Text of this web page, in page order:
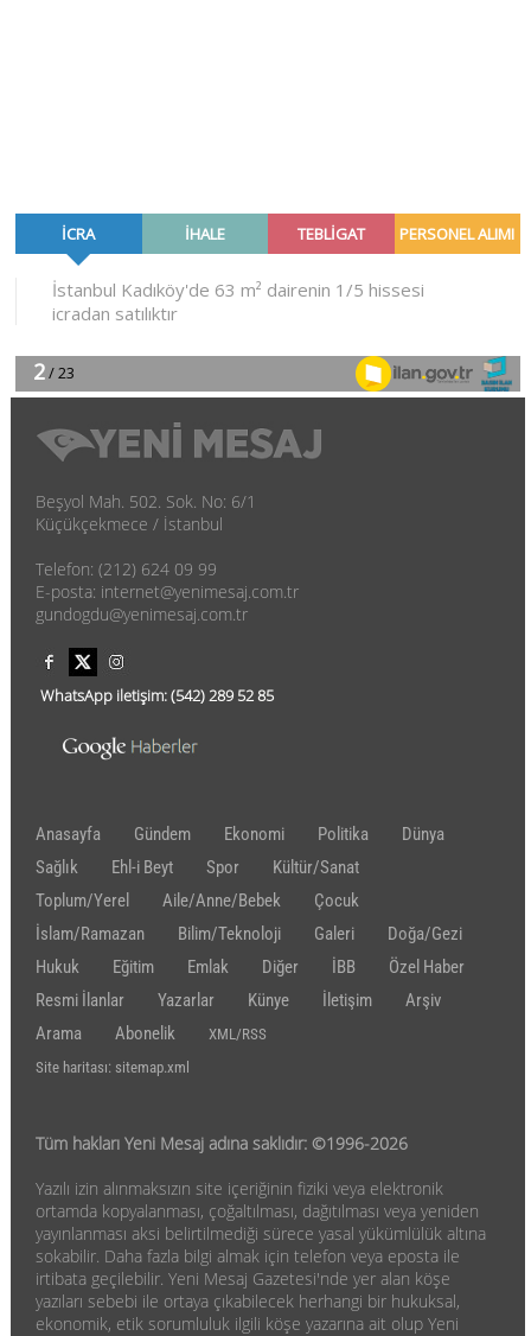
Beşyol Mah. 502. Sok. No: 6/1
Küçükçekmece / İstanbul
Telefon: (212) 624 09 99
E-posta: internet@yenimesaj.com.tr
gundogdu@yenimesaj.com.tr
WhatsApp iletişim:(542)289 52 85
Anasayfa Gündem Ekonomi Politika
Dünya
Sağlık
Ehl-i Beyt Spor
Kültür/Sanat
Toplum/Yerel
Aile/Anne/Bebek
Çocuk
İslam/Ramazan
Bilim/Teknoloji Galeri
Doğa/Gezi
Hukuk
Eğitim Emlak Diğer İBB
Özel Haber
Resmi İlanlar
Yazarlar Künye İletişim
Arşiv
Arama
Abonelik
XML/RSS
Site haritası: sitemap.xml
Tüm hakları Yeni Mesaj adına saklıdır: ©1996-2026
Yazılı izin alınmaksızın site içeriğinin fiziki veya elektronik
ortamda kopyalanması, çoğaltılması, dağıtılması veya yeniden
yayınlanması aksi belirtilmediği sürece yasal yükümlülük altına
sokabilir. Daha fazla bilgi almak için telefon veya eposta ile
irtibata geçilebilir. Yeni Mesaj Gazetesi'nde yer alan köşe
yazıları sebebi ile ortaya çıkabilecek herhangi bir hukuksal,
ekonomik, etik sorumluluk ilgili köşe yazarına ait olup Yeni